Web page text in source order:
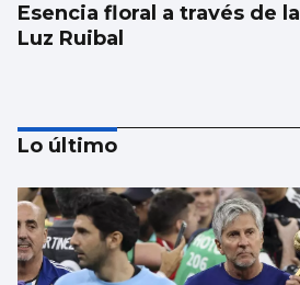
Esencia floral a través de
Luz Ruibal
Lo último